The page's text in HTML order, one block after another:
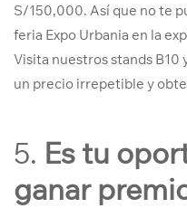
S/150,000. Así que no te
feria Expo Urbania en la
Visita nuestros stands B10
un precio irrepetible y
5. Es tu
ganar